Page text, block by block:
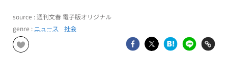
source : 週刊文春 電子版オリジナル
genre : ニュース 社会